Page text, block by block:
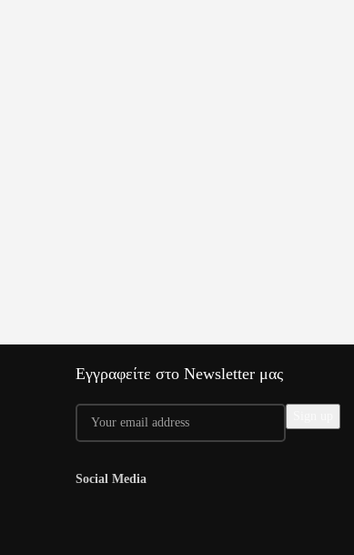
Εγγραφείτε στο Newsletter μας
Social Media